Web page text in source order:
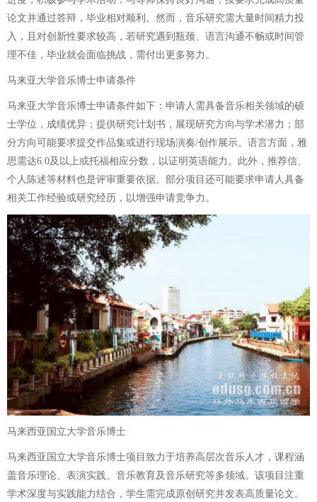
论文并通过答辩，毕业相对顺利。然而，音乐研究需大量时间精力投
入，且对创新性要求较高，若研究遇到瓶颈、语言沟通不畅或时间管
理不佳，毕业就会面临挑战，需付出更多努力。
马来亚大学音乐博士申请条件
马来亚大学音乐博士申请条件如下：申请人需具备音乐相关领域的硕
士学位，成绩优异；提供研究计划书，展现研究方向与学术潜力；部
分方向可能要求提交作品集或进行现场演奏/创作展示。语言方面，雅
思需达6.0及以上或托福相应分数，以证明英语能力。此外，推荐信、
个人陈述等材料也是评审重要依据。部分项目还可能要求申请人具备
相关工作经验或研究经历，以增强申请竞争力。
马来西亚国立大学音乐博士
马来西亚国立大学音乐博士项目致力于培养高层次音乐人才，课程涵
盖音乐理论、表演实践、音乐教育及音乐研究等多领域。该项目注重
学术深度与实践能力结合，学生需完成原创研究并发表高质量论文。